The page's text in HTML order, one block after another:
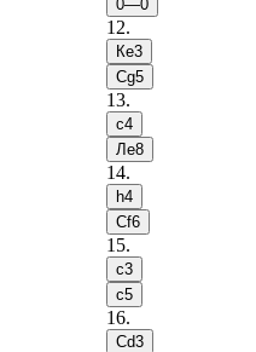
0—0
12.
Кe3
Сg5
13.
c4
Лe8
14.
h4
Сf6
15.
c3
c5
16.
Сd3